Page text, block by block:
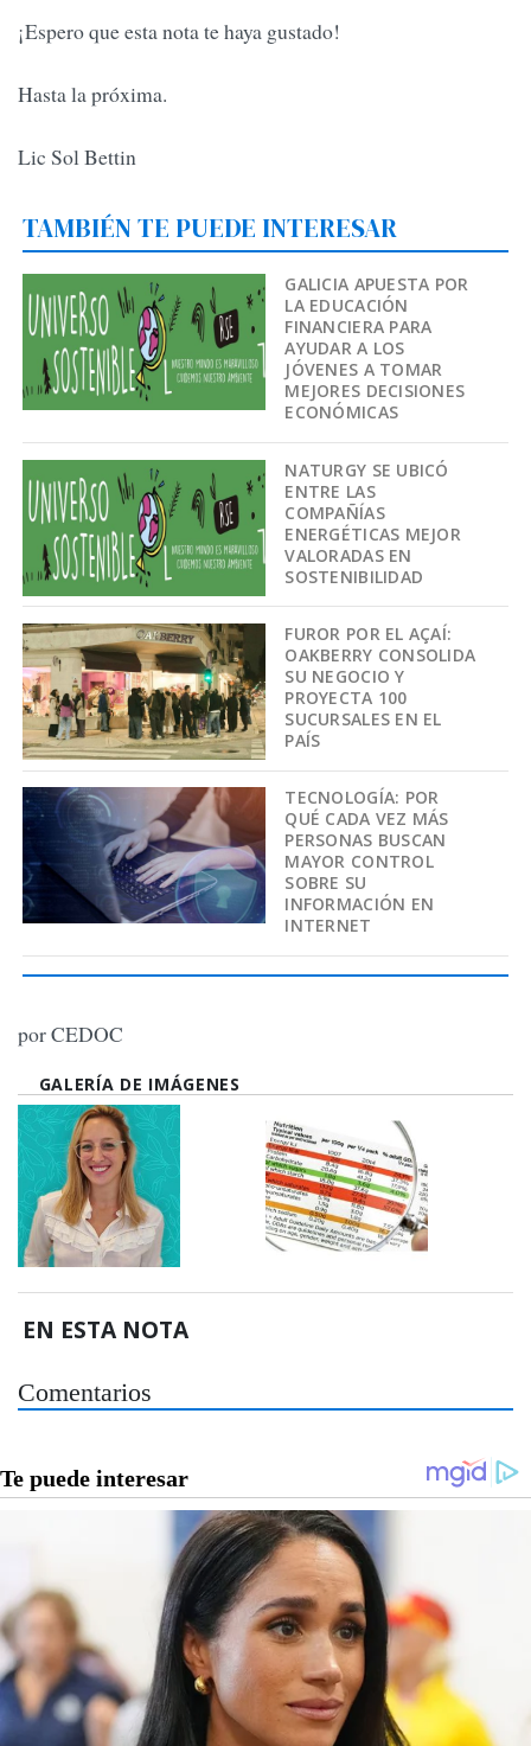
¡Espero que esta nota te haya gustado!
Hasta la próxima.
Lic Sol Bettin
TAMBIÉN TE PUEDE INTERESAR
GALICIA APUESTA POR
LA EDUCACIÓN
FINANCIERA PARA
AYUDAR A LOS
JÓVENES A TOMAR
MEJORES DECISIONES
ECONÓMICAS
NATURGY SE UBICÓ
ENTRE LAS
COMPAÑÍAS
ENERGÉTICAS MEJOR
VALORADAS EN
SOSTENIBILIDAD
FUROR POR EL AÇAÍ:
OAKBERRY CONSOLIDA
SU NEGOCIO Y
PROYECTA 100
SUCURSALES EN EL
PAÍS
TECNOLOGÍA: POR
QUÉ CADA VEZ MÁS
PERSONAS BUSCAN
MAYOR CONTROL
SOBRE SU
INFORMACIÓN EN
INTERNET
por CEDOC
GALERÍA DE IMÁGENES
EN ESTA NOTA
Comentarios